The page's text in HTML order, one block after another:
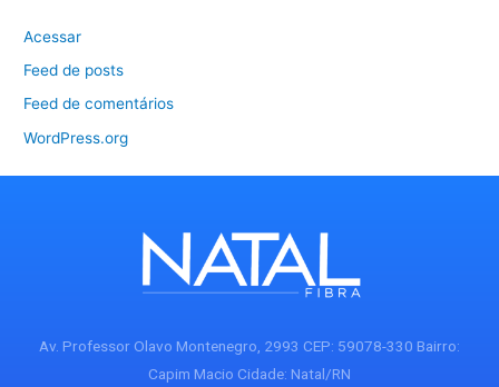
Acessar
Feed de posts
Feed de comentários
WordPress.org
Av. Professor Olavo Montenegro, 2993 CEP: 59078-330 Bairro:
Capim Macio Cidade: Natal/RN